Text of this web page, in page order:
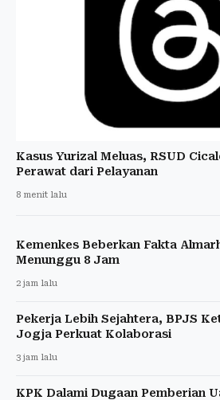
Kasus Yurizal Meluas, RSUD
Perawat dari Pelayanan
8 menit lalu
Kemenkes Beberkan Fakta
Menunggu 8 Jam
2 jam lalu
Pekerja Lebih Sejahtera, BPJS
Jogja Perkuat Kolaborasi
3 jam lalu
KPK Dalami Dugaan Pemberian